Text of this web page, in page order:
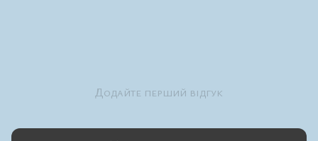
Додайте перший відгук